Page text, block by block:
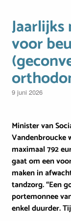
voor
9 juni 2026
Minister van
Vandenbroucke
maximaal 792
gaat om een
maken in
tandzorg. “Een
portemonnee
enkel duurder.